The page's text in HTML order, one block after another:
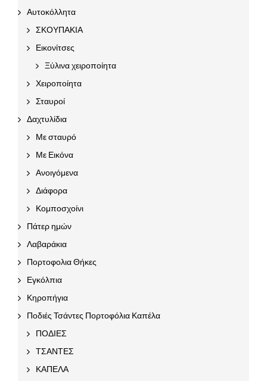
Αυτοκόλλητα
ΣΚΟΥΠΑΚΙΑ
Εικονίτσες
Ξύλινα χειροποίητα
Χειροποίητα
Σταυροί
Δαχτυλίδια
Με σταυρό
Με Εικόνα
Ανοιγόμενα
Διάφορα
Κομποσχοίνι
Πάτερ ημών
Λαβαράκια
Πορτοφολια Θήκες
Εγκόλπια
Κηροπήγια
Ποδιές Τσάντες Πορτοφόλια Καπέλα
ΠΟΔΙΕΣ
ΤΣΑΝΤΕΣ
ΚΑΠΕΛΑ